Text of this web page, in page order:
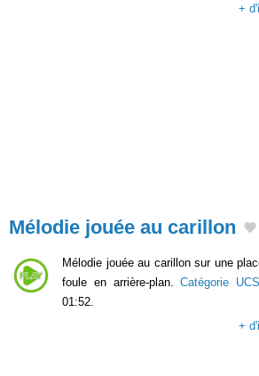
+
Mélodie jouée au carillon
Mélodie jouée au carillon sur une
foule en arrière-plan.Catégorie UCS
01:52.
+